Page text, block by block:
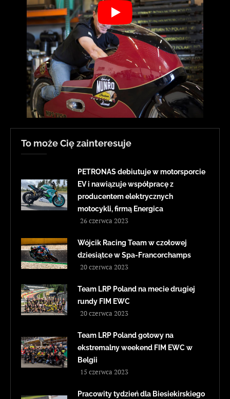
To może Cię zainteresuje
PETRONAS debiutuje w motorsporcie
EV i nawiązuje współpracę z
producentem elektrycznych
motocykli, firmą Energica
26 czerwca 2023
Wójcik Racing Team w czołowej
dziesiątce w Spa-Francorchamps
20 czerwca 2023
Team LRP Poland na mecie drugiej
rundy FIM EWC
20 czerwca 2023
Team LRP Poland gotowy na
ekstremalny weekend FIM EWC w
Belgii
15 czerwca 2023
Pracowity tydzień dla Biesiekirskiego